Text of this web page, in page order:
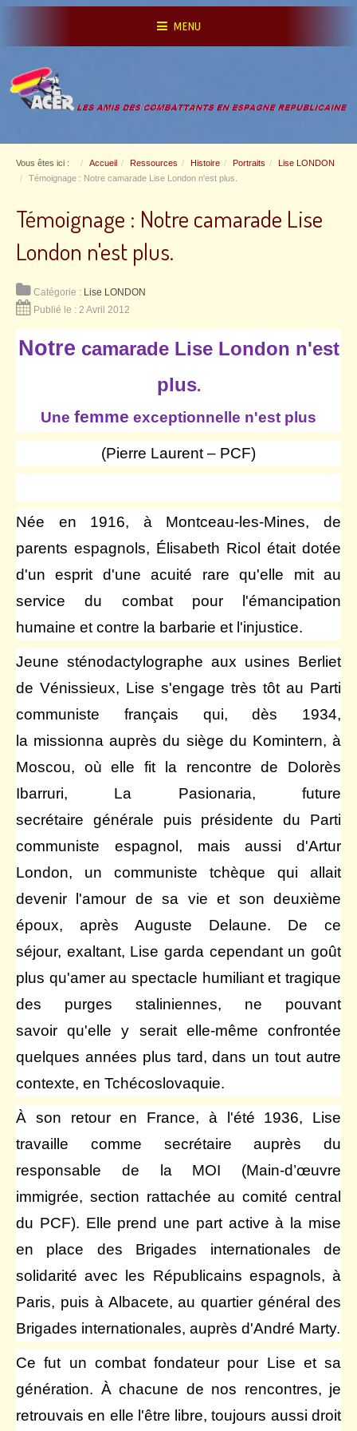
MENU
Vous êtes ici : Accueil Ressources Histoire Portraits
Lise LONDON
Témoignage : Notre camarade Lise London n'est plus.
Témoignage : Notre camarade Lise
London n'est plus.
Catégorie : Lise LONDON
Publié le : 2 Avril 2012
Notre camarade Lise London n'est
plus.
Une femme exceptionnelle n'est plus
(Pierre Laurent – PCF)
Née en 1916, à Montceau-les-Mines, de
parents espagnols, Élisabeth Ricol était dotée
d'un esprit d'une acuité rare qu'elle mit au
service du combat pour l'émancipation
humaine et contre la barbarie et l'injustice.
Jeune sténodactylographe aux usines Berliet
de Vénissieux, Lise s'engage très tôt au Parti
communiste français qui, dès 1934,
la missionna auprès du siège du Komintern, à
Moscou, où elle fit la rencontre de Dolorès
Ibarruri, La Pasionaria, future
secrétaire générale puis présidente du Parti
communiste espagnol, mais aussi d'Artur
London, un communiste tchèque qui allait
devenir l'amour de sa vie et son deuxième
époux, après Auguste Delaune. De ce
séjour, exaltant, Lise garda cependant un goût
plus qu'amer au spectacle humiliant et tragique
des purges staliniennes, ne pouvant
savoir qu'elle y serait elle-même confrontée
quelques années plus tard, dans un tout autre
contexte, en Tchécoslovaquie.
À son retour en France, à l'été 1936, Lise
travaille comme secrétaire auprès du
responsable de la MOI (Main-d’œuvre
immigrée, section rattachée au comité central
du PCF). Elle prend une part active à la mise
en place des Brigades internationales de
solidarité avec les Républicains espagnols, à
Paris, puis à Albacete, au quartier général des
Brigades internationales, auprès d'André Marty.
Ce fut un combat fondateur pour Lise et sa
génération. À chacune de nos rencontres, je
retrouvais en elle l'être libre, toujours aussi droit